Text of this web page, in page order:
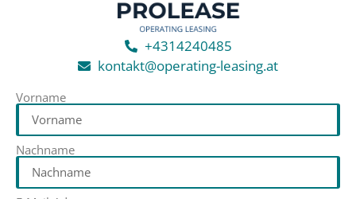
+4314240485
kontakt@operating-leasing.at
Vorname
Nachname